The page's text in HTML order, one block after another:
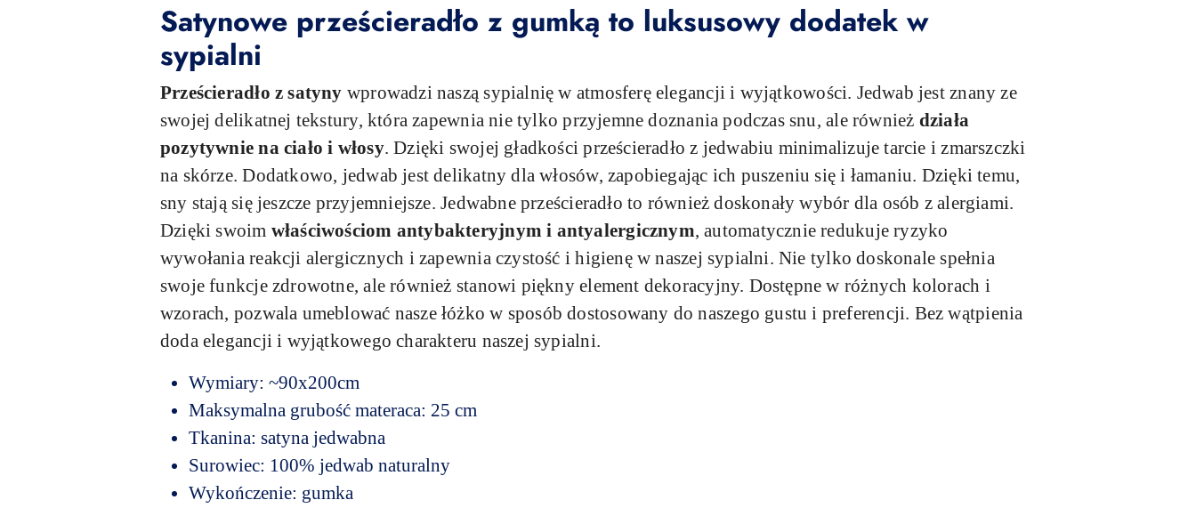
Satynowe prześcieradło z gumką to luksusowy dodatek w
sypialni
Prześcieradło z satyny wprowadzi naszą sypialnię w atmosferę elegancji i wyjątkowości. Jedwab jest znany ze
swojej delikatnej tekstury, która zapewnia nie tylko przyjemne doznania podczas snu, ale również działa
pozytywnie na ciało i włosy. Dzięki swojej gładkości prześcieradło z jedwabiu minimalizuje tarcie i zmarszczki
na skórze. Dodatkowo, jedwab jest delikatny dla włosów, zapobiegając ich puszeniu się i łamaniu. Dzięki temu,
sny stają się jeszcze przyjemniejsze. Jedwabne prześcieradło to również doskonały wybór dla osób z alergiami.
Dzięki swoim właściwościom antybakteryjnym i antyalergicznym, automatycznie redukuje ryzyko
wywołania reakcji alergicznych i zapewnia czystość i higienę w naszej sypialni. Nie tylko doskonale spełnia
swoje funkcje zdrowotne, ale również stanowi piękny element dekoracyjny. Dostępne w różnych kolorach i
wzorach, pozwala umeblować nasze łóżko w sposób dostosowany do naszego gustu i preferencji. Bez wątpienia
doda elegancji i wyjątkowego charakteru naszej sypialni.
Wymiary: ~90x200cm
Maksymalna grubość materaca: 25 cm
Tkanina: satyna jedwabna
Surowiec: 100% jedwab naturalny
Wykończenie: gumka